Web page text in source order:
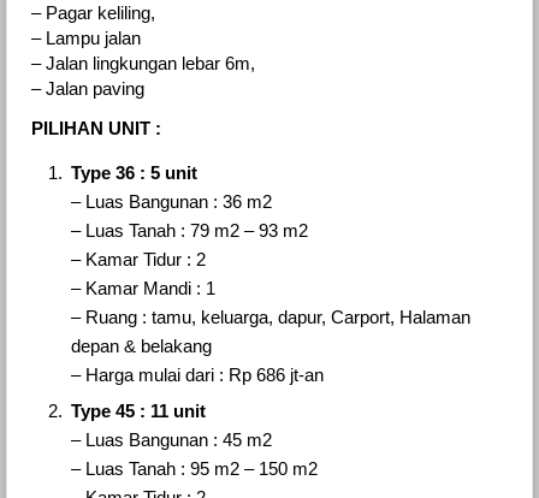
– Pagar keliling,
– Lampu jalan
– Jalan lingkungan lebar 6m,
– Jalan paving
PILIHAN UNIT :
Type 36 : 5 unit
– Luas Bangunan : 36 m2
– Luas Tanah : 79 m2 – 93 m2
– Kamar Tidur : 2
– Kamar Mandi : 1
– Ruang : tamu, keluarga, dapur, Carport, Halaman
depan & belakang
– Harga mulai dari : Rp 686 jt-an
Type 45 : 11 unit
– Luas Bangunan : 45 m2
– Luas Tanah : 95 m2 – 150 m2